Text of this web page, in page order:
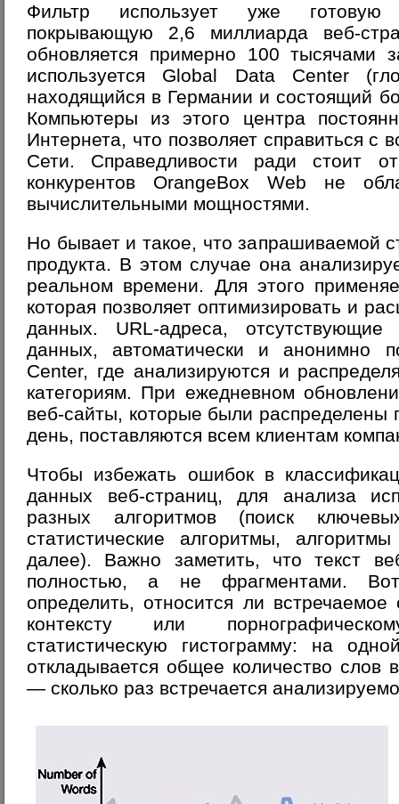
Фильтр использует уже готовую
покрывающую 2,6 миллиарда веб-
обновляется примерно 100 тысячами
используется Global Data Center
находящийся в Германии и состоящий
Компьютеры из этого центра
Интернета, что позволяет справиться
Сети. Справедливости ради стоит
конкурентов OrangeBox Web не
вычислительными мощностями.
Но бывает и такое, что запрашиваемой
продукта. В этом случае она
реальном времени. Для этого
которая позволяет оптимизировать и
данных. URL-адреса,
данных, автоматически и анонимно
Сenter, где анализируются и
категориям. При ежедневном
веб-сайты, которые были распределены
день, поставляются всем клиентам
Чтобы избежать ошибок в
данных веб-страниц, для анализа
разных алгоритмов (поиск
статистические алгоритмы,
далее). Важно заметить, что текст
полностью, а не фрагментами.
определить, относится ли
контексту или
статистическую гистограмму: на
откладывается общее количество слов
— сколько раз встречается